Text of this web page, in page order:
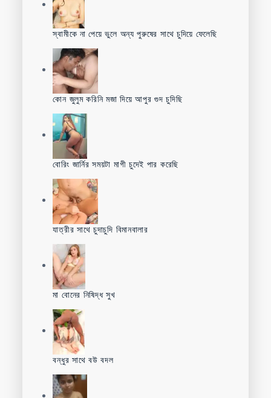
স্বামীকে না পেয়ে ভুলে অন্য পুরুষের সাথে চুদিয়ে ফেলেছি
কোন জুলুম করিনি মজা দিয়ে আপুর গুদ চুদিছি
বোরিং জার্নির সময়টা মাগী চুদেই পার করেছি
যাত্রীর সাথে চুদাচুদি বিমানবালার
মা বোনের নিষিদ্ধ সুখ
বন্ধুর সাথে বউ বদল